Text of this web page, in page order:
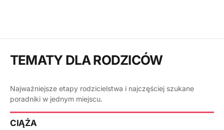
TEMATY DLA RODZICÓW
Najważniejsze etapy rodzicielstwa i najczęściej szukane
poradniki w jednym miejscu.
CIĄŻA